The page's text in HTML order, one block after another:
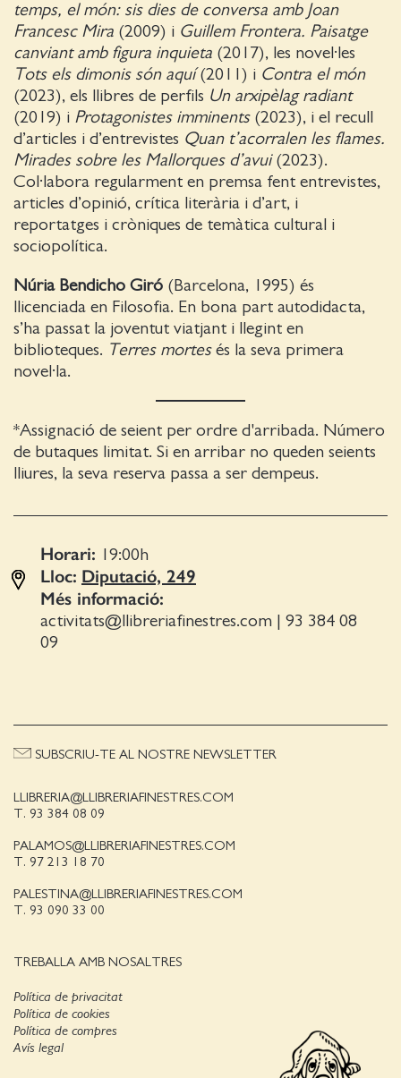
temps, el món: sis dies de conversa amb Joan
Francesc Mira (2009) i Guillem Frontera. Paisatge
canviant amb figura inquieta (2017), les novel·les
Tots els dimonis són aquí(2011) i Contra el món
(2023), els llibres de perfils Un arxipèlag radiant
(2019) i Protagonistes imminents(2023), i el recull
d’articles i d’entrevistes Quan t’acorralen les flames.
Mirades sobre les Mallorques d’avui (2023).
Col·labora regularment en premsa fent entrevistes,
articles d’opinió, crítica literària i d’art, i
reportatges i cròniques de temàtica cultural i
sociopolítica.
Núria Bendicho Giró (Barcelona, 1995) és
llicenciada en Filosofia. En bona part autodidacta,
s’ha passat la joventut viatjant i llegint en
biblioteques. Terres mortesés la seva primera
novel·la.
*Assignació de seient per ordre d'arribada. Número
de butaques limitat. Si en arribar no queden seients
lliures, la seva reserva passa a ser dempeus.
Horari: 19:00 h
Lloc: Diputació, 249
Més informació:
activitats@llibreriafinestres.com
93 384 08
09
LLIBRERIA@LLIBRERIAFINESTRES.COM
T. 93 384 08 09
PALAMOS@LLIBRERIAFINESTRES.COM
T. 97 213 18 70
PALESTINA@LLIBRERIAFINESTRES.COM
T. 93 090 33 00
TREBALLA AMB NOSALTRES
SUBSCRIU-TE AL NOSTRE NEWSLETTER
Política de privacitat
Política de cookies
Avís legal
Política de compres